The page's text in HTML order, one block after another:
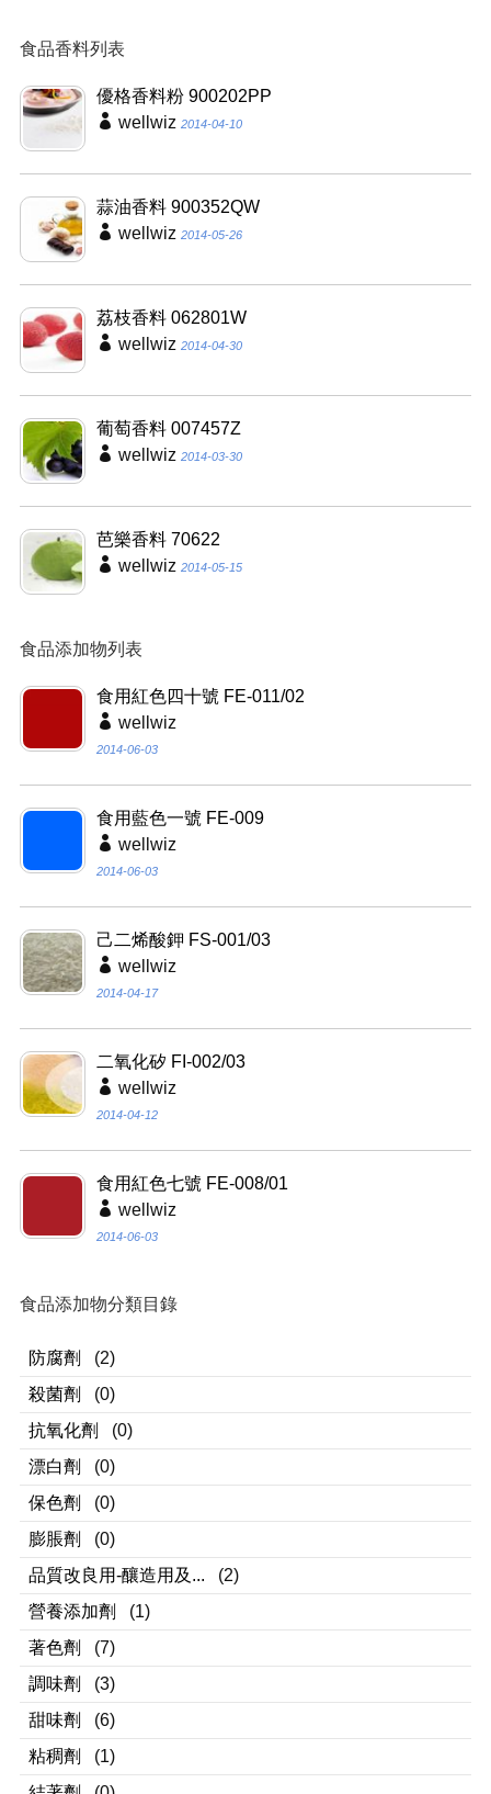
食品香料列表
優格香料粉 900202PP
wellwiz 2014-04-10
蒜油香料 900352QW
wellwiz 2014-05-26
荔枝香料 062801W
wellwiz 2014-04-30
葡萄香料 007457Z
wellwiz 2014-03-30
芭樂香料 70622
wellwiz 2014-05-15
食品添加物列表
食用紅色四十號 FE-011/02
wellwiz
2014-06-03
食用藍色一號 FE-009
wellwiz
2014-06-03
己二烯酸鉀 FS-001/03
wellwiz
2014-04-17
二氧化矽 FI-002/03
wellwiz
2014-04-12
食用紅色七號 FE-008/01
wellwiz
2014-06-03
食品添加物分類目錄
防腐劑
(2)
殺菌劑
(0)
抗氧化劑
(0)
漂白劑
(0)
保色劑
(0)
膨脹劑
(0)
品質改良用-釀造用及...
(2)
營養添加劑
(1)
著色劑
(7)
調味劑
(3)
甜味劑
(6)
粘稠劑
(1)